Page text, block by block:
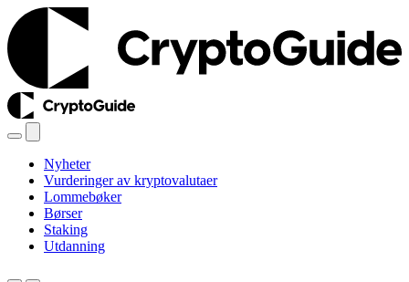
Nyheter
Vurderinger av kryptovalutaer
Lommebøker
Børser
Staking
Utdanning